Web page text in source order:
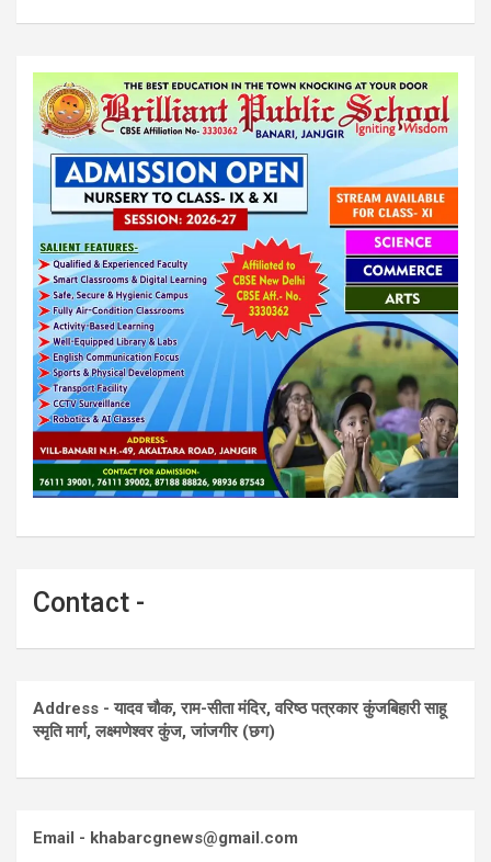
Contact -
Address - यादव चौक, राम-सीता मंदिर, वरिष्ठ पत्रकार कुंजबिहारी साहू
स्मृति मार्ग, लक्ष्मणेश्वर कुंज, जांजगीर (छग)
Email - khabarcgnews@gmail.com